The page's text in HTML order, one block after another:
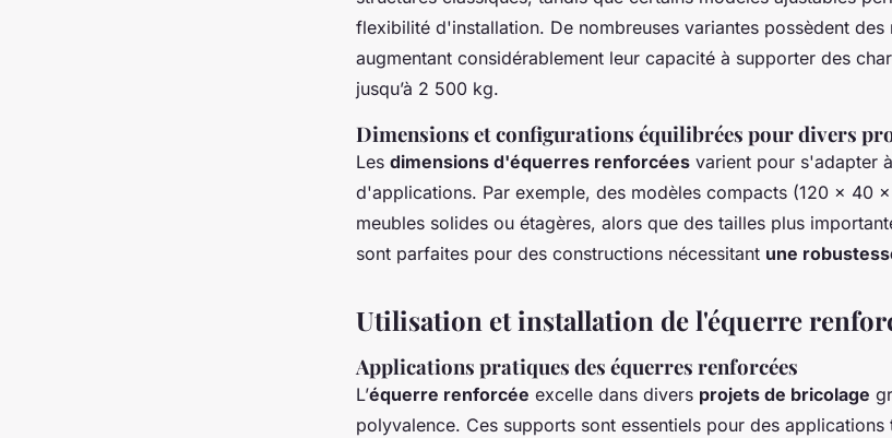
flexibilité d'installation. De nombreuses variantes possèdent des
augmentant considérablement leur capacité à supporter des
jusqu’à 2 500 kg.
Dimensions et configurations équilibrées pour divers
Les dimensions d'équerres renforcées varient pour s'adapter
d'applications. Par exemple, des modèles compacts (120 x 40
meubles solides ou étagères, alors que des tailles plus
sont parfaites pour des constructions nécessitant une
Utilisation et installation de l'équerre
Applications pratiques des équerres renforcées
L’équerre renforcée excelle dans divers projets de bricolage
polyvalence. Ces supports sont essentiels pour des